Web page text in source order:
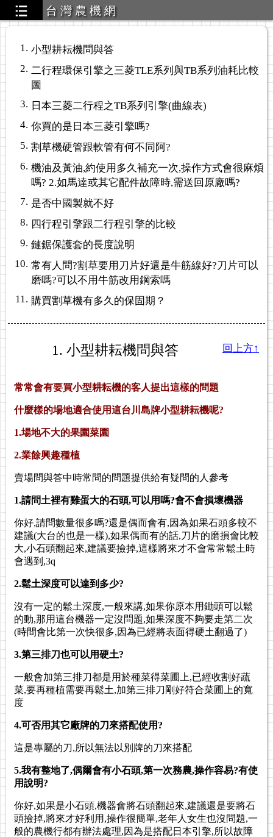
台 灣 農 機 網
列...12
1. 小型耕耘機問與答
2. 二行程環保引擎之三菱TLE系列與TB系列油耗比較
圖
3. 日本三菱二行程之TB系列引擎(曲線表)
4. 你買的是日本三菱引擎嗎?
5. 割草機硬管跟軟管有何不同阿?
6. 機油及黃油,約使用多久補充一次,操作方式會很麻煩
嗎? 2.如馬達或其它配件故障時,需送回原廠嗎?
7. 是否中國製就不好
8. 四行程引擎跟二行程引擎的比較
9. 鏈鋸保護套的長度說明
10. 常有人問?割草要用刀片好還是牛筋線好?刀片可以
磨嗎?可以不用牛筋改用鋼索嗎
11. 購買割草機有多久的保固期？
1. 小型耕耘機問與答 回上方↑
常常會有要買小型耕耘機的客人提出這樣的問題
什麼樣的場地適合使用這台川島牌小型耕耘機呢?
1.場地不大的果園菜園
2.業餘興趣種植
賣場問與答中時常問的問題提供給有疑問的人參考
1.請問土裡有雞蛋大的石頭,可以用嗎?會不會損壞機器
你好,請問數量很多嗎?還是偶而會有,因為如果石頭多較不
建議(大台的也是一樣),如果偶而有的話,刀片的磨損會比較
大,小石頭翻起來,建議要撿掉,這樣將來才不會常常鬆土時
會遇到,3q
2.鬆土深度可以達到多少?
沒有一定的鬆土深度,一般來講,如果你原本用鋤頭可以鬆
的動,那用這台機器一定沒問題,如果深度不夠要走第二次
(時間會比第一次快很多,因為已經將表面得硬土翻過了)
3.第三排刀也可以用硬土?
一般會加第三排刀都是用於種菜得菜圃上,已經收割好蔬
菜,要再種植需要再鬆土,加第三排刀剛好符合菜圃上的寬
度
4.可否用其它廠牌的刀來搭配使用?
這是專屬的刀,所以無法以別牌的刀來搭配
5.我有整地了,偶爾會有小石頭,第一次務農,操作容易?有使
用說明?
你好,如果是小石頭,機器會將石頭翻起來,建議還是要將石
頭撿掉,將來才好利用,操作很簡單,老年人女生也沒問題,一
般的農機行都有辦法處理,因為是搭配日本引擎,所以故障